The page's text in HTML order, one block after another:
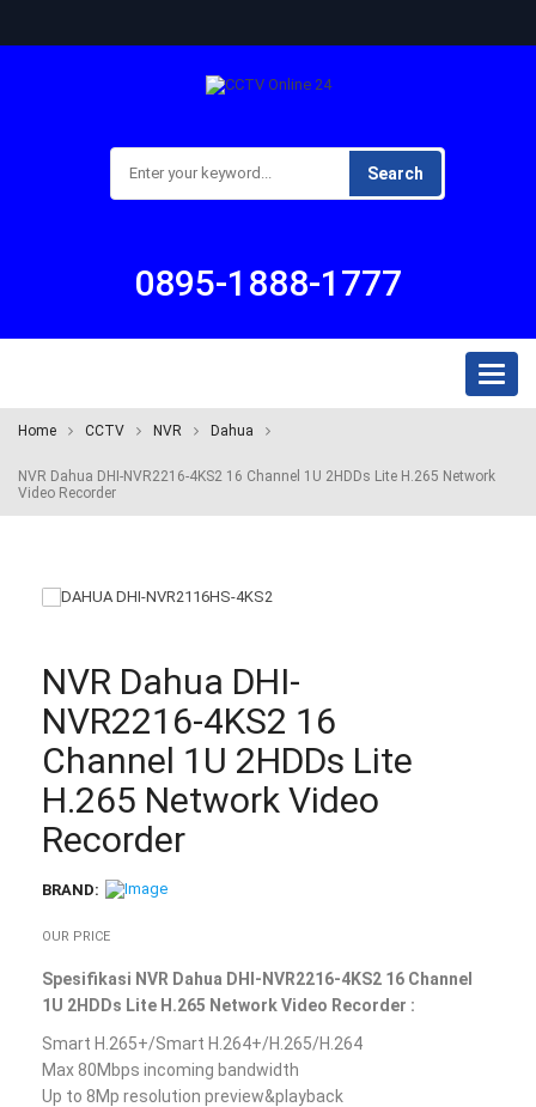
Search
0895-1888-1777
Home CCTV NVR Dahua
NVR Dahua DHI-NVR2216-4KS2 16 Channel 1U 2HDDs Lite H.265 Network
Video Recorder
NVR Dahua DHI-
NVR2216-4KS2 16
Channel 1U 2HDDs Lite
H.265 Network Video
Recorder
BRAND:
OUR PRICE
Spesifikasi NVR Dahua DHI-NVR2216-4KS2 16 Channel
1U 2HDDs Lite H.265 Network Video Recorder :
Smart H.265+/Smart H.264+/H.265/H.264
Max 80Mbps incoming bandwidth
Up to 8Mp resolution preview&playback